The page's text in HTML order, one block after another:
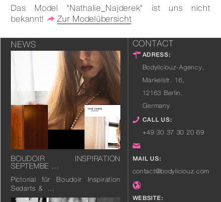
Das Model "Nathalie_Najderek" ist uns nicht
bekannt!
Zur Modelübersicht
NEWS
BOUDOIR INSPIRATION
SEPTEMBE …
Pictorial für Boudoir Inspiration
Sedarts & …
CONTACT
ADRESS:
Bodyliciouz-Agency,
Markelstr. 16,
12163 Berlin ,
Germany
CALL US:
+49 30 37 30 20 69
MAIL US:
contact@bodyliciouz.com
WEBSITE: